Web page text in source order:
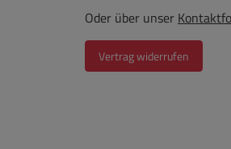
Oder über unser
Vertrag widerrufen